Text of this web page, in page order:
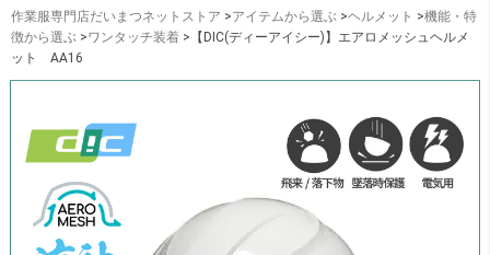
作業服専門店だいまつネットストア >アイテムから選ぶ >ヘルメット >機能・特
徴から選ぶ >ワンタッチ装着 >【DIC(ディーアイシー)】エアロメッシュヘルメ
ット AA16